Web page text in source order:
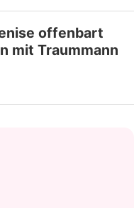
offenbart
mit Traummann